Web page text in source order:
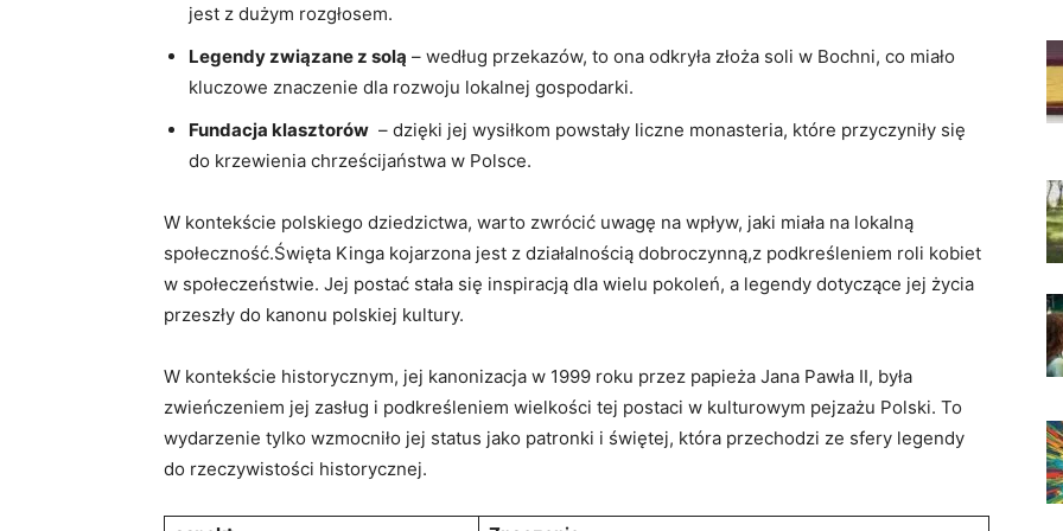
jest z dużym ‌rozgłosem.
Legendy związane z solą – według przekazów,⁢ to ona ⁢odkryła złoża⁤ soli‍ w Bochni, co miało
‍kluczowe znaczenie dla rozwoju lokalnej⁤ gospodarki.
Fundacja ⁣klasztorów ‍ – dzięki jej wysiłkom powstały liczne⁤ monasteria, które⁤ przyczyniły się⁤
do krzewienia chrześcijaństwa w Polsce.
W kontekście ⁣polskiego dziedzictwa, warto ‍zwrócić uwagę na wpływ, ‌jaki⁣ miała ⁣na​ lokalną​
społeczność.Święta ‌Kinga⁤ kojarzona jest ⁣z‍ działalnością dobroczynną,z podkreśleniem roli kobiet
w społeczeństwie. Jej ⁣postać stała się inspiracją dla wielu pokoleń, a legendy dotyczące ⁢jej⁣ życia‌
przeszły ⁤do kanonu polskiej kultury.
W⁤ kontekście historycznym,‌ jej⁤ kanonizacja w 1999⁢ roku przez papieża ‌Jana Pawła II, była⁣
zwieńczeniem‍ jej zasług i ⁣podkreśleniem wielkości tej postaci w ⁤kulturowym pejzażu‍ Polski. To
wydarzenie tylko⁣ wzmocniło ⁤jej​ status jako patronki i świętej,⁣ która przechodzi ze sfery ⁤legendy
do rzeczywistości historycznej.